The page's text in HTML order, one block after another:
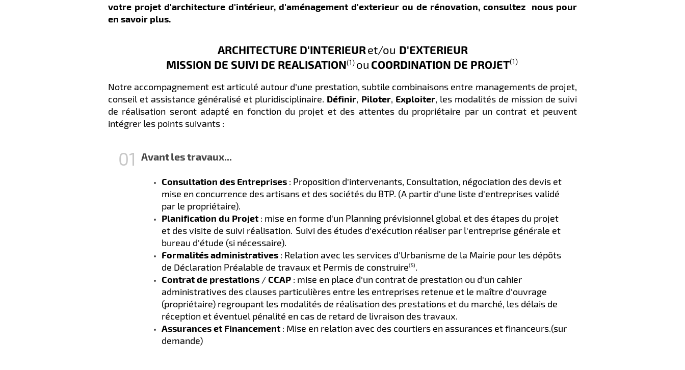
votre projet d'architecture d'intérieur, d'aménagement d'exterieur ou de rénovation, consultez nous pour
en savoir plus.
ARCHITECTURE D'INTERIEURet/ou D'EXTERIEUR
MISSION DE SUIVI DE REALISATION(1) ou COORDINATION DE PROJET(1)
Notre accompagnement est articulé autour d’une prestation, subtile combinaisons entre managements de projet,
conseil et assistance généralisé et pluridisciplinaire. Définir, Piloter, Exploiter, les modalités de mission de suivi
de réalisation seront adapté en fonction du projet et des attentes du propriétaire par un contrat et peuvent
intégrer les points suivants :
Avantlestravaux...
Consultation des Entreprises : Proposition d'intervenants, Consultation, négociation des devis et
mise en concurrence des artisans et des sociétés du BTP. (A partir d'une liste d'entreprises validé
par le propriétaire).
Planification du Projet : mise en forme d'un Planning prévisionnel global et des étapes du projet
et des visite de suivi réalisation. Suivi des études d'exécution réaliser par l'entreprise générale et
bureau d'étude (si nécessaire).
Formalités administratives : Relation avec les services d'Urbanisme de la Mairie pour les dépôts
de Déclaration Préalable de travaux et Permis de construire(5).
Contrat de prestations /CCAP : mise en place d'un contrat de prestation ou d'un cahier
administratives des clauses particulières entre les entreprises retenue et le maître d'ouvrage
(propriétaire) regroupant les modalités de réalisation des prestations et du marché, les délais de
réception et éventuel pénalité en cas de retard de livraison des travaux.
Assurances et Financement : Mise en relation avec des courtiers en assurances et financeurs.(sur
demande)